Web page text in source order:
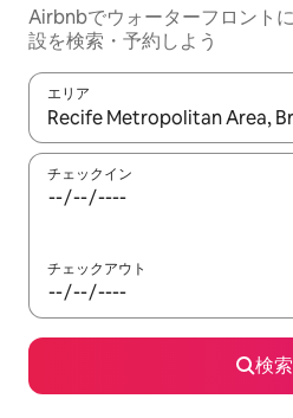
Airbnbでウォーターフロント
設を検索・予約しよう
エリア
検索結果が表示されたら、上下
チェックイン
チェックアウト
検索